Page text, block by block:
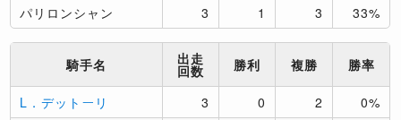
パリロンシャン 3 1 3 33%
騎手名 出走
回数 勝利 複勝 勝率
L．デットーリ 3 0 2
0%